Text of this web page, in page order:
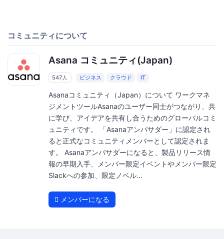
コミュニティについて
Asana コミュニティ(Japan)
547人 ビジネス クラウド IT
Asanaコミュニティ（Japan）について ワークマネ
ジメントツールAsanaのユーザー同士がつながり、共
に学び、アイデアを共有し合うためのグローバルコミ
ュニティです。 「Asanaアンバサダー」に認定され
ると正式なコミュニティメンバーとして認定されま
す。 Asanaアンバサダーになると、製品リリース情
報の早期入手、メンバー限定イベントやメンバー限定
Slackへの参加、限定ノベル...
メンバーになる